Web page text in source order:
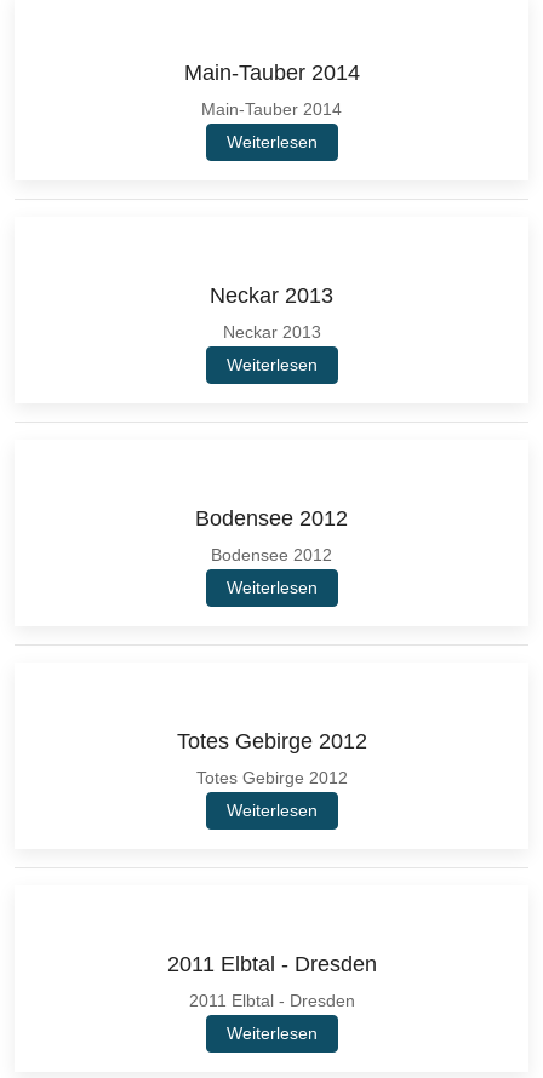
Main-Tauber 2014
Main-Tauber 2014
Weiterlesen
Neckar 2013
Neckar 2013
Weiterlesen
Bodensee 2012
Bodensee 2012
Weiterlesen
Totes Gebirge 2012
Totes Gebirge 2012
Weiterlesen
2011 Elbtal - Dresden
2011 Elbtal - Dresden
Weiterlesen